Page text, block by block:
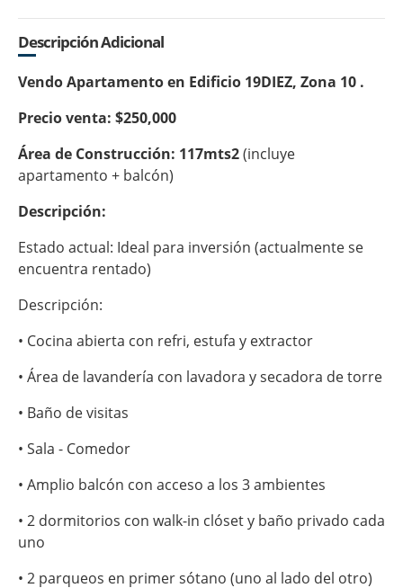
Descripción Adicional
Vendo Apartamento en Edificio 19DIEZ, Zona 10 .
Precio venta: $250,000
Área de Construcción: 117mts2(incluye
apartamento + balcón)
Descripción:
Estado actual: Ideal para inversión (actualmente se
encuentra rentado)
Descripción:
• Cocina abierta con refri, estufa y extractor
• Área de lavandería con lavadora y secadora de torre
• Baño de visitas
• Sala - Comedor
• Amplio balcón con acceso a los 3 ambientes
• 2 dormitorios con walk-in clóset y baño privado cada
uno
• 2 parqueos en primer sótano (uno al lado del otro)